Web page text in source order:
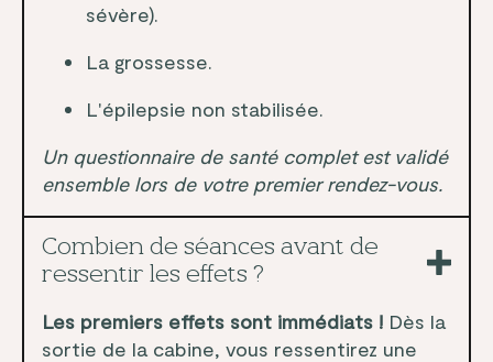
sévère).
La grossesse.
L'épilepsie non stabilisée.
Un questionnaire de santé complet est validé
ensemble lors de votre premier rendez-vous.
Combien de séances avant de
ressentir les effets ?
Les premiers effets sont immédiats ! Dès la
sortie de la cabine, vous ressentirez une